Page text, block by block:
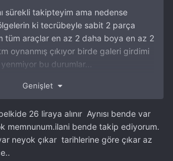
sürekli takipteyim ama nedense
ki tecrübeyle sabit 2 parça
tüm araçlar en az 2 daha boya en az 2
oynanmış çıkıyor birde galeri girdimi
bu durumlar...
yol yaptık geldik hanı 2 parça
ve çevre 200 km sınırı içindeki
bakıyorum.
Genişlet
26 liraya alınır Aynısı bende var
memnunum.ilani bende takip ediyorum.
neyok çıkar tarihlerine göre çıkar az